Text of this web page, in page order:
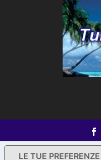
LE TUE